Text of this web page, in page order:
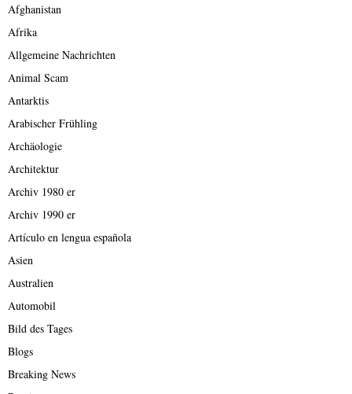
Afghanistan
Afrika
Allgemeine Nachrichten
Animal Scam
Antarktis
Arabischer Frühling
Archäologie
Architektur
Archiv 1980 er
Archiv 1990 er
Artículo en lengua española
Asien
Australien
Automobil
Bild des Tages
Blogs
Breaking News